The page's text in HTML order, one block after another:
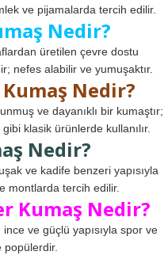
ve pijamalarda tercih edilir.
Nedir?
üretilen çevre dostu
nefes alabilir ve yumuşaktır.
Nedir?
ve dayanıklı bir kumaştır;
klasik ürünlerde kullanılır.
Nedir?
ve kadife benzeri yapısıyla
montlarda tercih edilir.
Kumaş Nedir?
ve güçlü yapısıyla spor ve
popülerdir.